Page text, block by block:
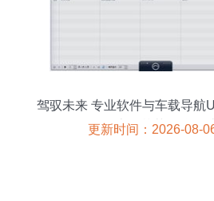
驾驭未来 专业软件与车载导
上海艾艺品牌设
更新时间：2026-08-